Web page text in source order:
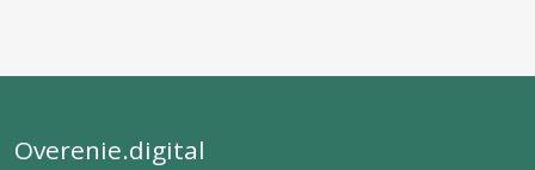
Overenie.digital